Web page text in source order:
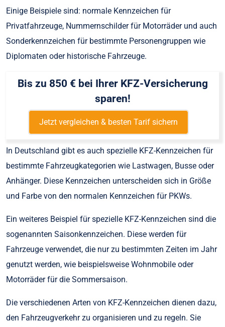
Einige Beispiele sind: normale Kennzeichen für
Privatfahrzeuge, Nummernschilder für Motorräder und auch
Sonderkennzeichen für bestimmte Personengruppen wie
Diplomaten oder historische Fahrzeuge.
Bis zu 850 € bei Ihrer KFZ-Versicherung
sparen!
Jetzt vergleichen & besten Tarif sichern
In Deutschland gibt es auch spezielle KFZ-Kennzeichen für
bestimmte Fahrzeugkategorien wie Lastwagen, Busse oder
Anhänger. Diese Kennzeichen unterscheiden sich in Größe
und Farbe von den normalen Kennzeichen für PKWs.
Ein weiteres Beispiel für spezielle KFZ-Kennzeichen sind die
sogenannten Saisonkennzeichen. Diese werden für
Fahrzeuge verwendet, die nur zu bestimmten Zeiten im Jahr
genutzt werden, wie beispielsweise Wohnmobile oder
Motorräder für die Sommersaison.
Die verschiedenen Arten von KFZ-Kennzeichen dienen dazu,
den Fahrzeugverkehr zu organisieren und zu regeln. Sie